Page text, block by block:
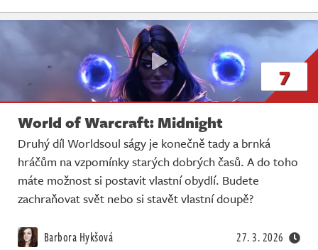
7
World of Warcraft: Midnight
Druhý díl Worldsoul ságy je konečně tady a brnká
hráčům na vzpomínky starých dobrých časů. A do toho
máte možnost si postavit vlastní obydlí. Budete
zachraňovat svět nebo si stavět vlastní doupě?
Barbora Hykšová 27. 3. 2026